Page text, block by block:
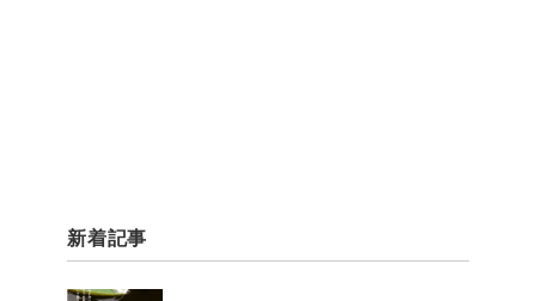
新着記事